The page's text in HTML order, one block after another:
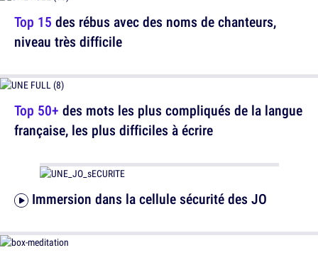
Top 15 des rébus avec des noms de chanteurs,
niveau très difficile
Top 50+ des mots les plus compliqués de la langue
française, les plus difficiles à écrire
Immersion dans la cellule sécurité des JO